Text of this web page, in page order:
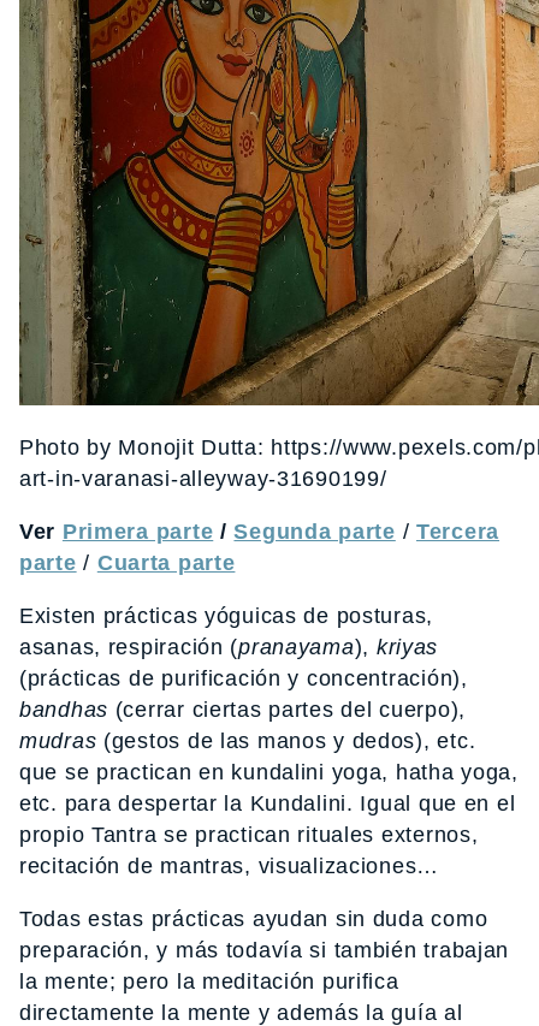
Photo by Monojit Dutta: https://www.pexels.com/
art-in-varanasi-alleyway-31690199/
Ver Primera parte /Segunda parte / Tercera
parte / Cuarta parte
Existen prácticas yóguicas de posturas,
asanas, respiración (pranayama), kriyas
(prácticas de purificación y concentración),
bandhas (cerrar ciertas partes del cuerpo),
mudras (gestos de las manos y dedos), etc.
que se practican en kundalini yoga, hatha yoga,
etc. para despertar la Kundalini. Igual que en el
propio Tantra se practican rituales externos,
recitación de mantras, visualizaciones…
Todas estas prácticas ayudan sin duda como
preparación, y más todavía si también trabajan
la mente; pero la meditación purifica
directamente la mente y además la guía al